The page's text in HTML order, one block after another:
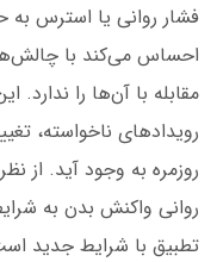
فشار روانی یا استرس به
احساس می‌کند با
مقابله با آن‌ها را
رویدادهای ناخواسته،
روزمره به وجود آید. از
روانی واکنش بدن به
تطبیق با شرایط جدید